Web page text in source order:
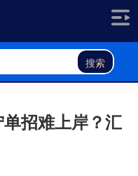
搜索
招难上岸？汇